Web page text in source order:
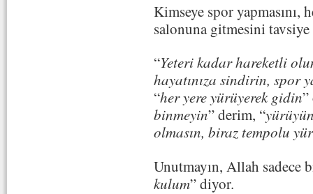
Kimseye spor yapmasını,
salonuna gitmesini tavsiye
“Yeteri kadar hareketli
hayatınıza sindirin, spor
“her yere yürüyerek gidin
binmeyin” derim, “
olmasın, biraz tempolu
Unutmayın, Allah
kulum” diyor.